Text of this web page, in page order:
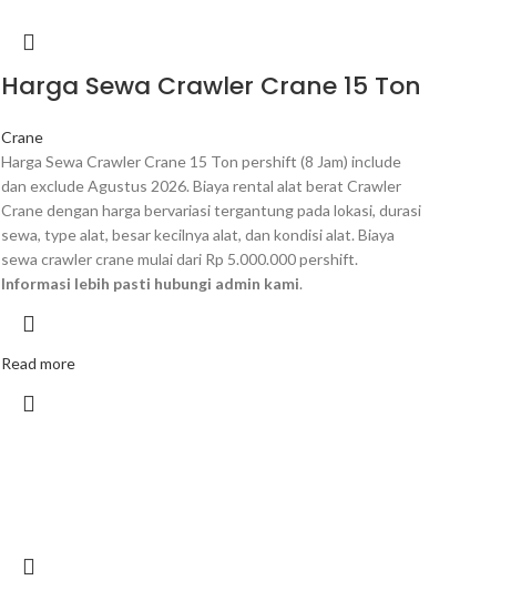
Harga Sewa Crawler Crane 15 Ton
Crane
Harga Sewa Crawler Crane 15 Ton pershift (8 Jam) include
dan exclude Agustus 2026. Biaya rental alat berat Crawler
Crane dengan harga bervariasi tergantung pada lokasi, durasi
sewa, type alat, besar kecilnya alat, dan kondisi alat. Biaya
sewa crawler crane mulai dari Rp 5.000.000 pershift.
Informasi lebih pasti hubungi admin kami.
Read more